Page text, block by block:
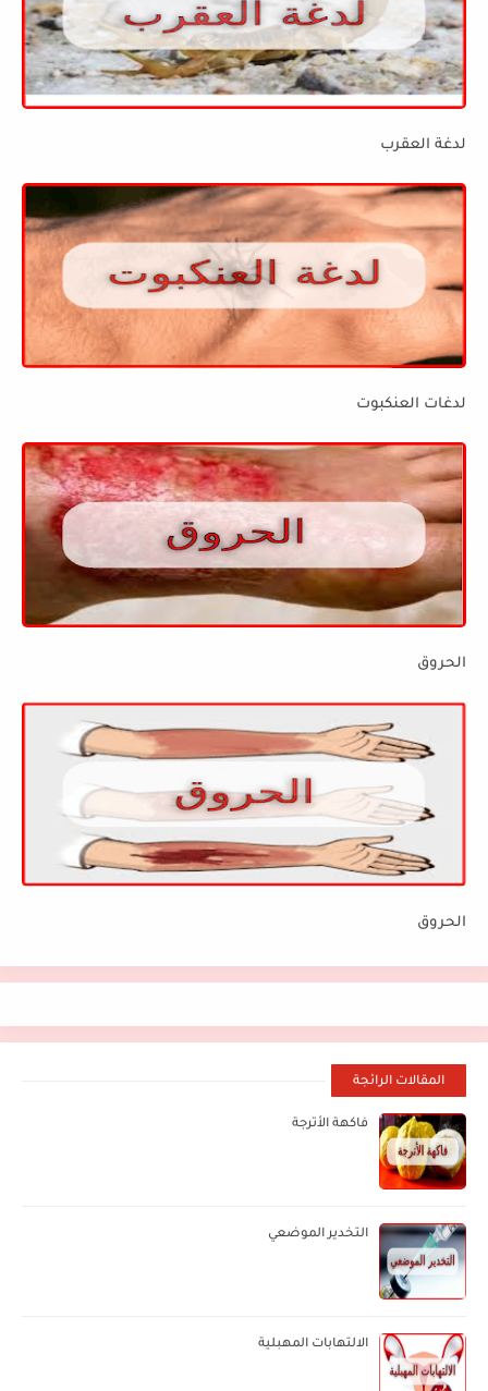
لدغة العقرب
لدغات العنكبوت
الحروق
الحروق
المقالات الرائجة
فاكهة الأترجة
التخدير الموضعي
الالتهابات المهبلية